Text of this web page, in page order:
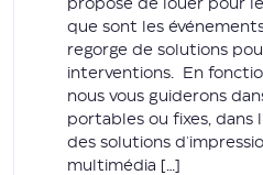
que sont les
regorge de solutions
interventions. En
nous vous guiderons
portables ou fixes, dans
des solutions
multimédia […]